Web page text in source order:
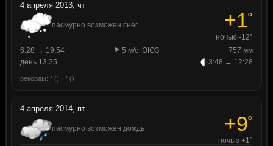
4 апреля 2013, чт
пасмурно возможен снег +1°
ночью -12°
6:28 → 19:54
5 м/с ЮЮЗ
757 мм
день 13:25
3:48 → 12:28
рекорды: ° () · ° ()
4 апреля 2014, пт
пасмурно возможен дождь +9°
ночью +1°